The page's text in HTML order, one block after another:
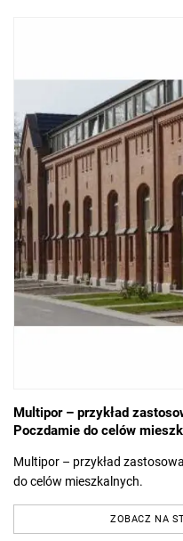
Multipor – przykład
Poczdamie do celów
Multipor – przykład
do celów mieszkalnych.
ZOBACZ NA